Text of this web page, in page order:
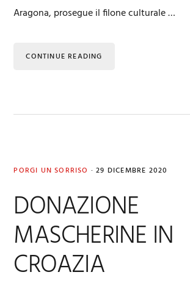
Aragona, prosegue il filone culturale …
CONTINUE READING
PORGI UN SORRISO · 29 DICEMBRE 2020
DONAZIONE
MASCHERINE IN
CROAZIA